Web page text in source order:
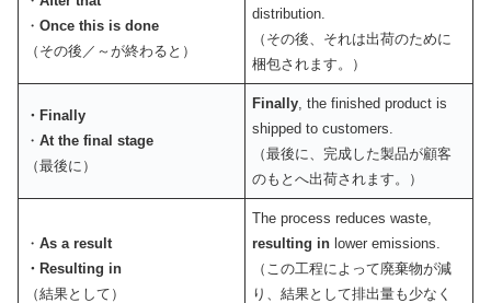
・Once this is done
（その後／～が終わると）
distribution.
（その後、それは出荷のために
梱包されます。）
・Finally
・At the final stage
（最後に）
Finally , the finished product is
shipped to customers.
（最後に、完成した製品が顧客
のもとへ出荷されます。）
・As a result
・Resulting in
（結果として）
The process reduces waste,
resulting in lower emissions.
（この工程によって廃棄物が減
り、結果として排出量も少なく